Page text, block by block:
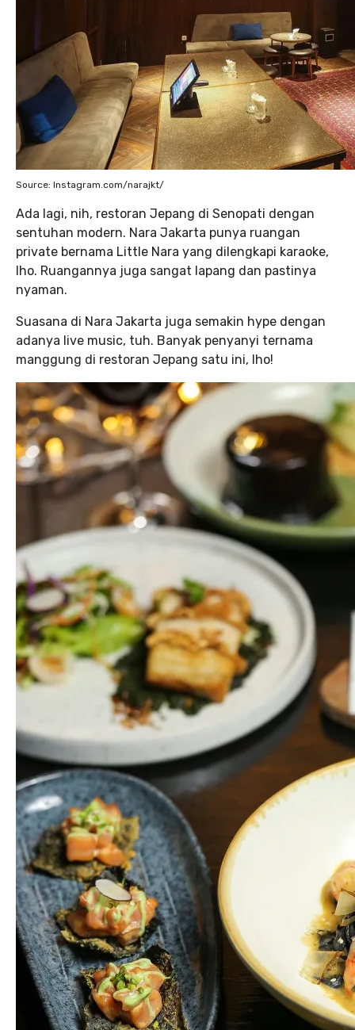
Source: Instagram.com/narajkt/
Ada lagi, nih, restoran Jepang di Senopati dengan
sentuhan modern. Nara Jakarta punya ruangan
private bernama Little Nara yang dilengkapi karaoke,
lho. Ruangannya juga sangat lapang dan pastinya
nyaman.
Suasana di Nara Jakarta juga semakin hype dengan
adanya live music, tuh. Banyak penyanyi ternama
manggung di restoran Jepang satu ini, lho!